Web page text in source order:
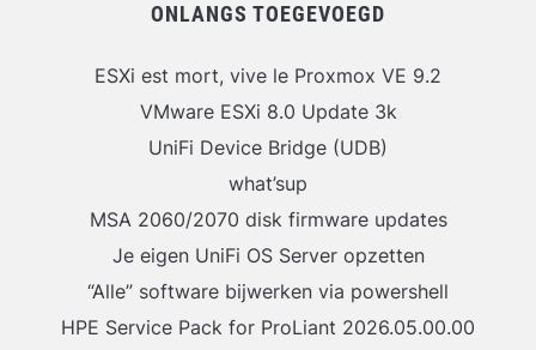
ONLANGS TOEGEVOEGD
ESXi est mort, vive le Proxmox VE 9.2
VMware ESXi 8.0 Update 3k
UniFi Device Bridge (UDB)
what’sup
MSA 2060/2070 disk firmware updates
Je eigen UniFi OS Server opzetten
“Alle” software bijwerken via powershell
HPE Service Pack for ProLiant 2026.05.00.00